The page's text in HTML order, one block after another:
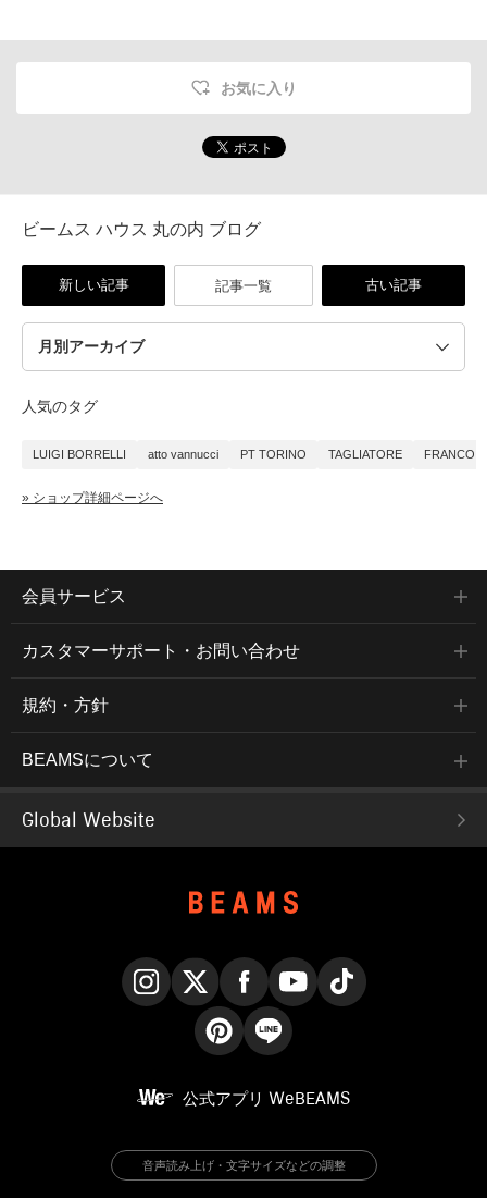
お気に入り
ビームス ハウス 丸の内 ブログ
新しい記事 記事一覧 古い記事
人気のタグ
LUIGI BORRELLI atto vannucci PT TORINO TAGLIATORE FRANCO
» ショップ詳細ページへ
会員サービス
カスタマーサポート・お問い合わせ
規約・方針
BEAMSについて
Global Website
公式アプリ WeBEAMS
音声読み上げ・文字サイズなどの調整